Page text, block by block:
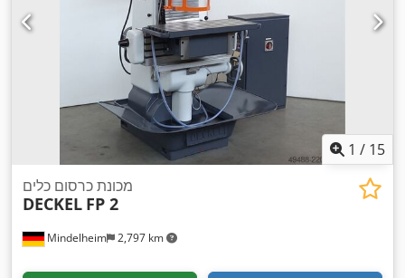
1 / 15
Mindelheim 2,797 km
מכונת כרסום כלים
DECKEL FP 2